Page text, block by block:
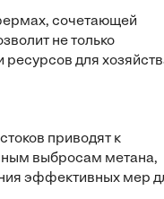
сочетающей
не только
для
приводят к
выбросам метана,
эффективных мер